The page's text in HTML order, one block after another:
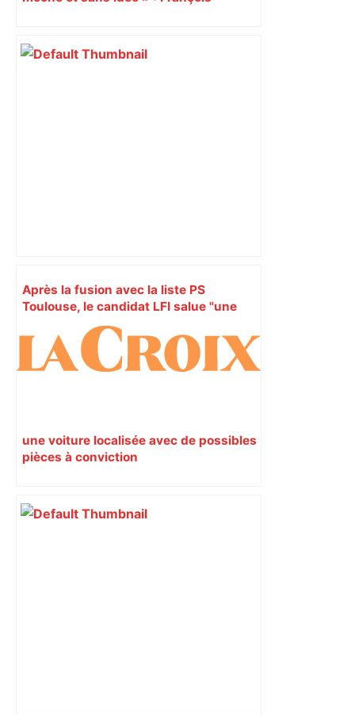
Augustins
Après la fusion avec la liste PS
Toulouse, le candidat LFI salue "une
dynamique qui nous oblige à la
responsabilité" – Franceinfo
une voiture localisée avec de possibles
pièces à conviction